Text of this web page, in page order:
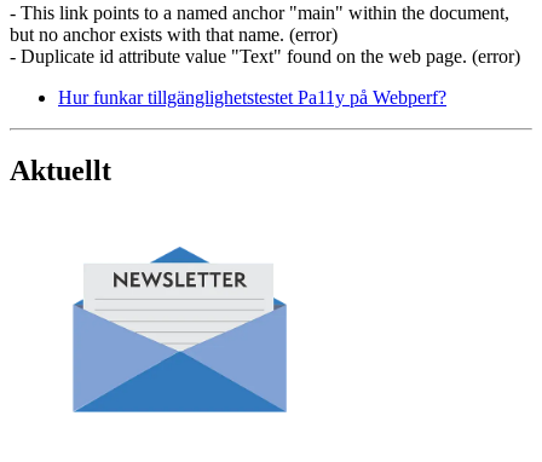
- This link points to a named anchor "main" within the document,
but no anchor exists with that name. (error)
- Duplicate id attribute value "Text" found on the web page. (error)
Hur funkar tillgänglighetstestet Pa11y på Webperf?
Aktuellt